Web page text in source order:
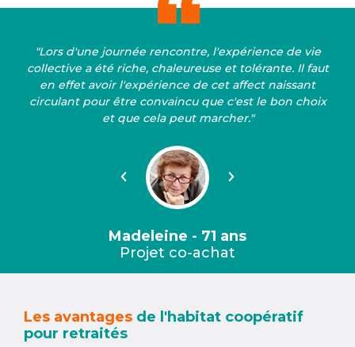
"Lors d'une journée rencontre, l'expérience de vie
collective a été riche, chaleureuse et tolérante. Il faut
en effet avoir l'expérience de cet affect naissant
circulant pour être convaincu que c'est le bon choix
et que cela peut marcher."
Précédent Suivant
Madeleine - 71 ans
Projet co-achat
Les avantages de l'habitat coopératif
pour retraités